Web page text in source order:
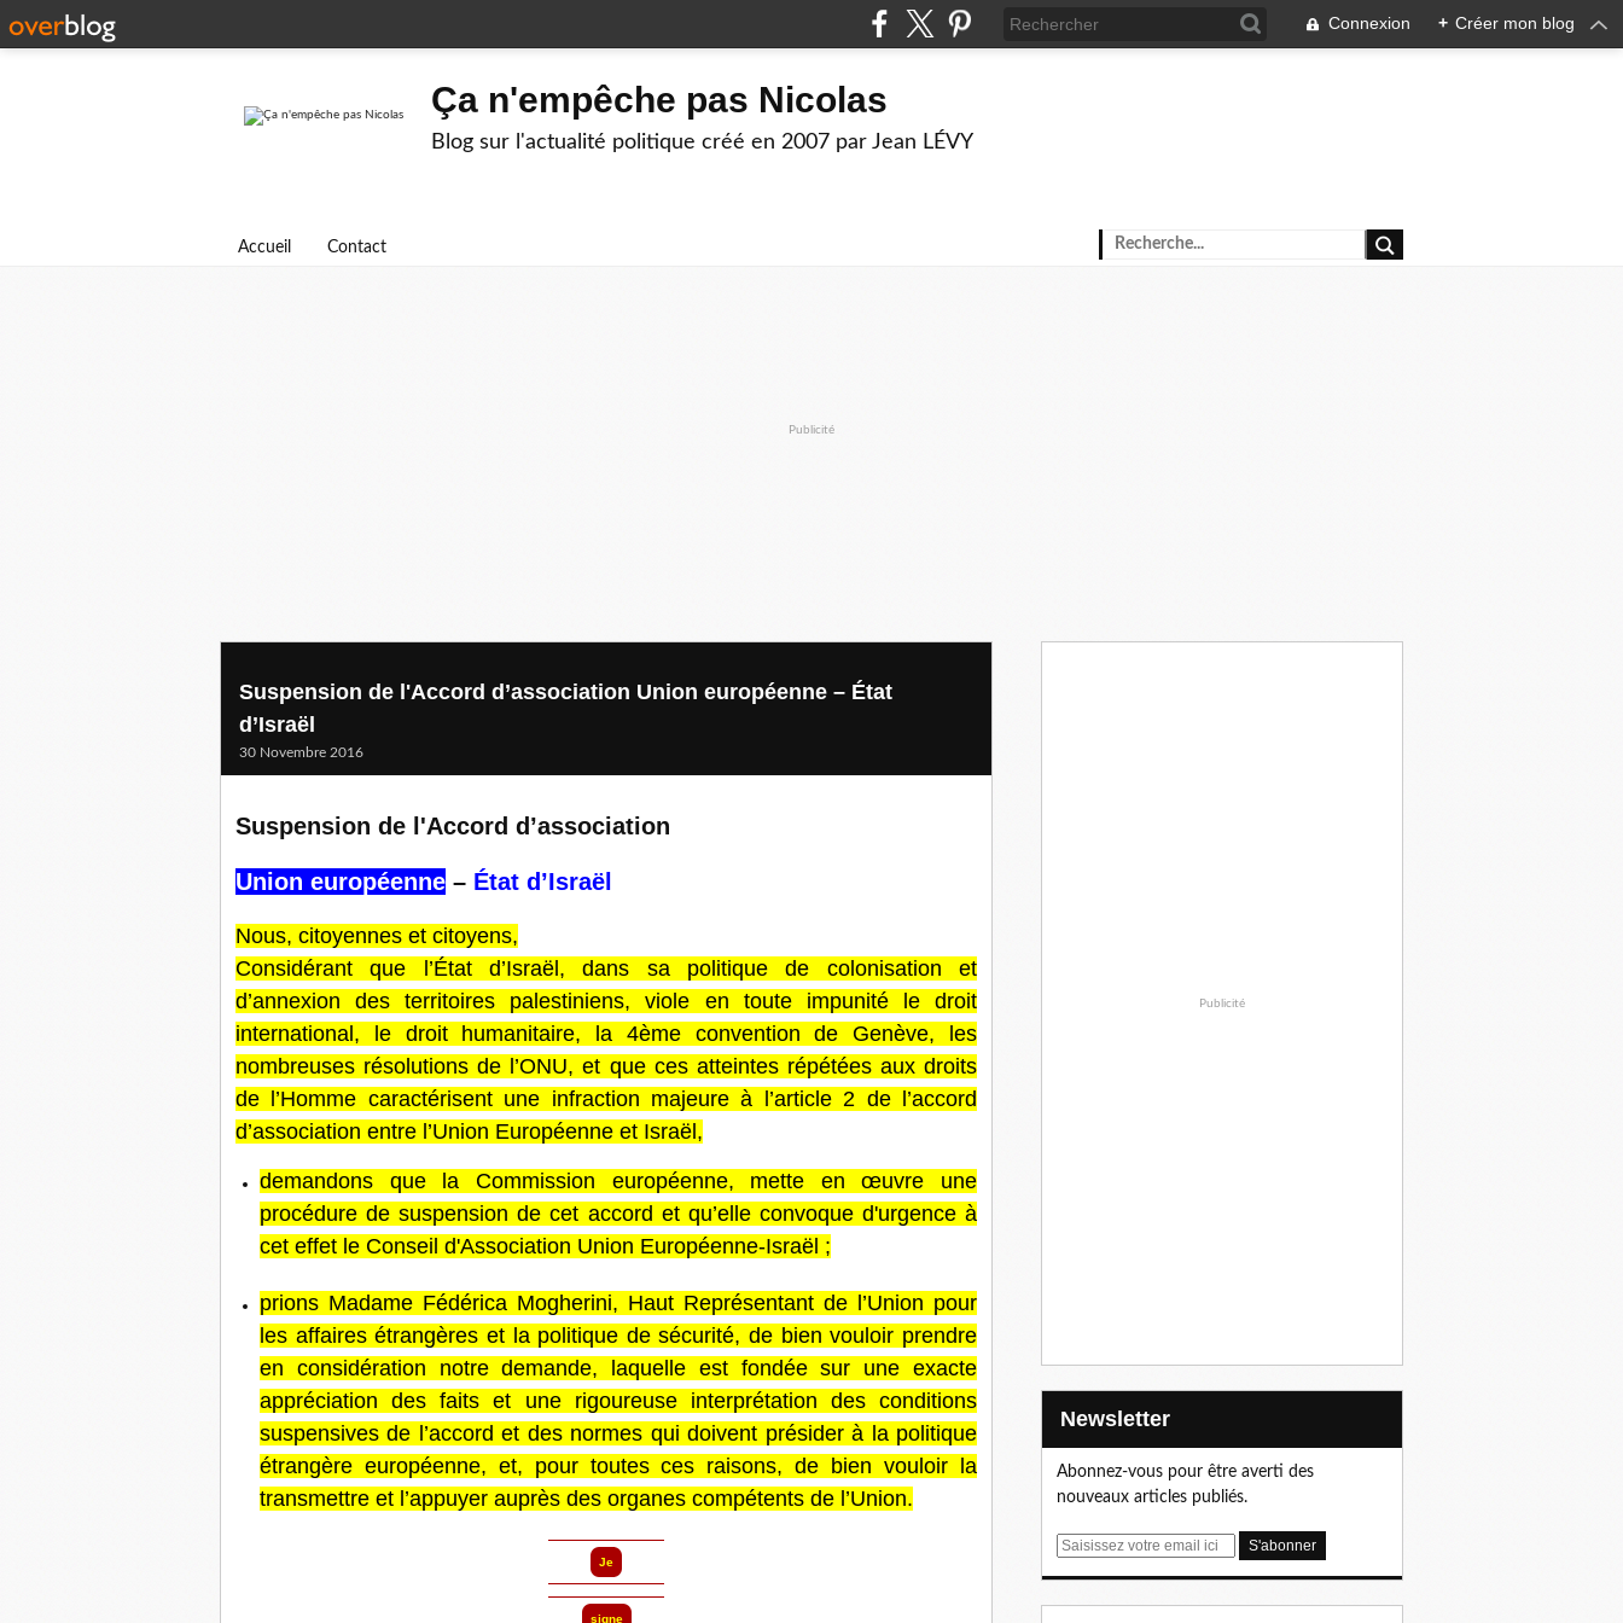
Connexion + Créer mon blog
Ça n'empêche pas Nicolas
Blog sur l'actualité politique créé en 2007 par Jean LÉVY
Accueil Contact
Publicité
Suspension de l'Accord d’association Union européenne – État
d’Israël
30 Novembre 2016
Suspension de l'Accord d’association
Union européenne – État d’Israël
Nous, citoyennes et citoyens,
Considérant que l’État d’Israël, dans sa politique de colonisation et
d’annexion des territoires palestiniens, viole en toute impunité le droit
international, le droit humanitaire, la 4ème convention de Genève, les
nombreuses résolutions de l’ONU, et que ces atteintes répétées aux droits
de l’Homme caractérisent une infraction majeure à l’article 2 de l’accord
d’association entre l’Union Européenne et Israël,
demandons que la Commission européenne, mette en œuvre une
procédure de suspension de cet accord et qu’elle convoque d'urgence à
cet effet le Conseil d'Association Union Européenne-Israël ;
prions Madame Fédérica Mogherini, Haut Représentant de l’Union pour
les affaires étrangères et la politique de sécurité, de bien vouloir prendre
en considération notre demande, laquelle est fondée sur une exacte
appréciation des faits et une rigoureuse interprétation des conditions
suspensives de l’accord et des normes qui doivent présider à la politique
étrangère européenne, et, pour toutes ces raisons, de bien vouloir la
transmettre et l’appuyer auprès des organes compétents de l’Union.
Je
signe
Publicité
Newsletter
Abonnez-vous pour être averti des
nouveaux articles publiés.
E